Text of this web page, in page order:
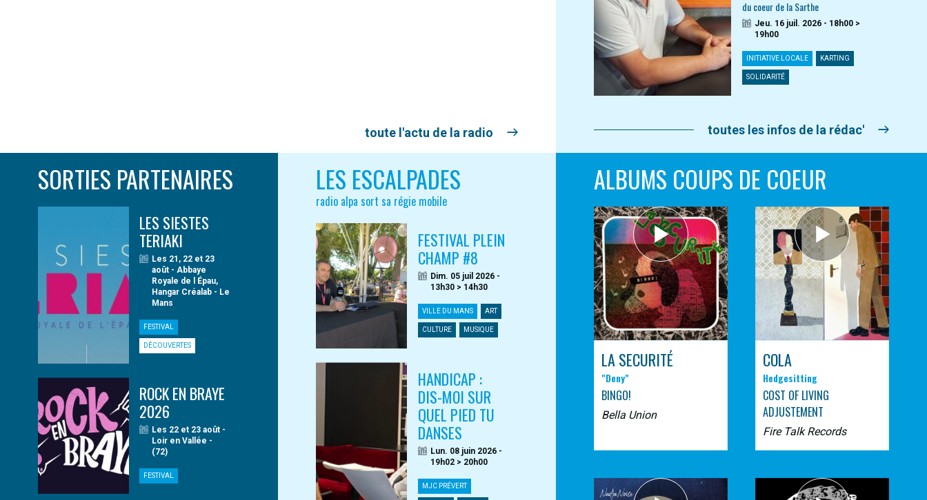
toute l'actu de la radio
du coeur de la Sarthe
Jeu. 16 juil. 2026 - 18h00 >
19h00
INITIATIVE LOCALE KARTING
SOLIDARITÉ
toutes les infos de la rédac'
SORTIES PARTENAIRES
LES SIESTES
TERIAKI
Les 21, 22 et 23
août - Abbaye
Royale de l Épau,
Hangar Créalab - Le
Mans
FESTIVAL
DÉCOUVERTES
ROCK EN BRAYE
2026
Les 22 et 23 août -
Loir en Vallée -
(72)
FESTIVAL
LES ESCALPADES
radio alpa sort sa régie mobile
FESTIVAL PLEIN
CHAMP #8
Dim. 05 juil 2026 -
13h30 > 14h30
VILLE DU MANS ART
CULTURE MUSIQUE
HANDICAP :
DIS-MOI SUR
QUEL PIED TU
DANSES
Lun. 08 juin 2026 -
19h02 > 20h00
MJC PRÉVERT
ALBUMS COUPS DE COEUR
LA SECURITÉ
"Deny"
BINGO!
Bella Union
COLA
Hedgesitting
COST OF LIVING
ADJUSTEMENT
Fire Talk Records